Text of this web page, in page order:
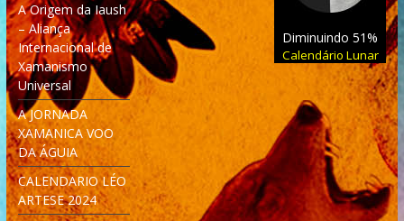
A Origem da Iaush
– Aliança
Internacional de
Xamanismo
Universal
A JORNADA
XAMANICA VOO
DA ÁGUIA
CALENDARIO LÉO
ARTESE 2024
Diminuindo 51%
Calendário Lunar